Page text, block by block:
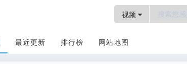
视频
最近更新 排行榜 网站地图